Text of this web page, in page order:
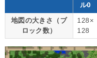
ル0
地図の大きさ（ブ
ロック数）
128×
128